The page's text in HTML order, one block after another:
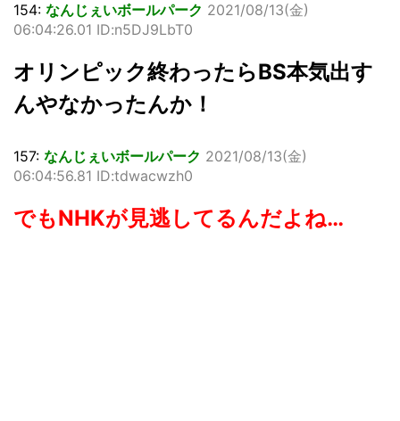
154: なんじぇいボールパーク 2021/08/13(金)
06:04:26.01 ID:n5DJ9LbT0
オリンピック終わったらBS本気出す
んやなかったんか！
157: なんじぇいボールパーク 2021/08/13(金)
06:04:56.81 ID:tdwacwzh0
でもNHKが見逃してるんだよね…